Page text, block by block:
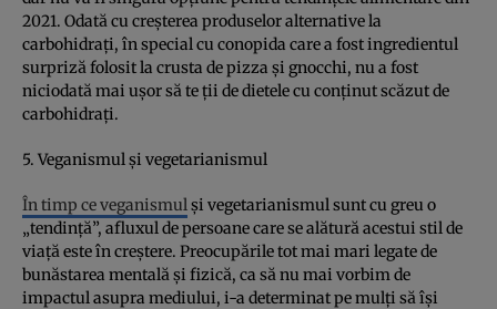
2021. Odată cu creşterea produselor alternative la
carbohidraţi, în special cu conopida care a fost ingredientul
surpriză folosit la crusta de pizza şi gnocchi, nu a fost
niciodată mai uşor să te ţii de dietele cu conţinut scăzut de
carbohidraţi.
5. Veganismul şi vegetarianismul
În timp ce veganismulşi vegetarianismul sunt cu greu o
„tendinţă”, afluxul de persoane care se alătură acestui stil de
viaţă este în creştere. Preocupările tot mai mari legate de
bunăstarea mentală şi fizică, ca să nu mai vorbim de
impactul asupra mediului, i-a determinat pe mulţi să îşi